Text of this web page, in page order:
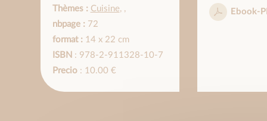
Thèmes : Cuisine, ,
nbpage :72
format :14 x 22 cm
ISBN : 978-2-911328-10-7
Precio: 10.00 €
Ebook-